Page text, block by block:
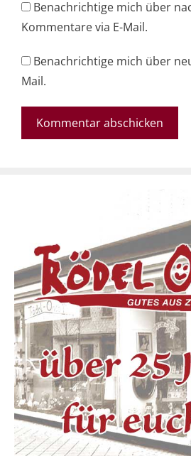
Benachrichtige mich über
Kommentare via E-Mail.
Benachrichtige mich über
Mail.